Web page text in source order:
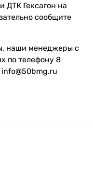
ДТК Гексагон на
сообщите
наши менеджеры с
по телефону 8